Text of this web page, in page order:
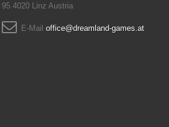
95 4020 Linz Austria
E-Mail office@dreamland-games.at